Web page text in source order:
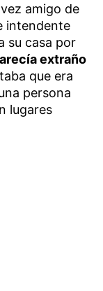
amigo de
intendente
su casa por
extraño
que era
persona
lugares